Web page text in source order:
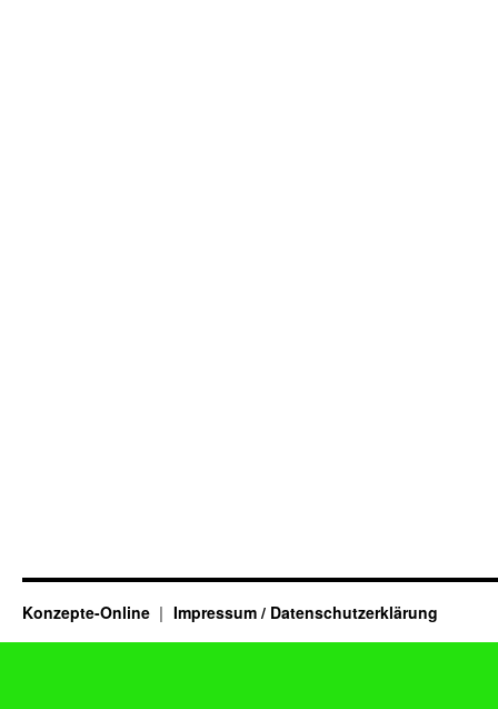
Konzepte-Online Impressum / Datenschutzerklärung